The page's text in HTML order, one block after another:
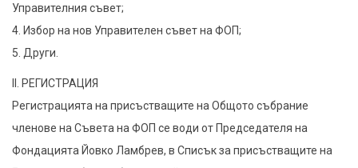
Управителния съвет;
4. Избор на нов Управителен съвет на ФОП;
5. Други.
II. РЕГИСТРАЦИЯ
Регистрацията на присъстващите на Общото събрание
членове на Съвета на ФОП се води от Председателя на
Фондацията Йовко Ламбрев, в Списък за присъстващите на